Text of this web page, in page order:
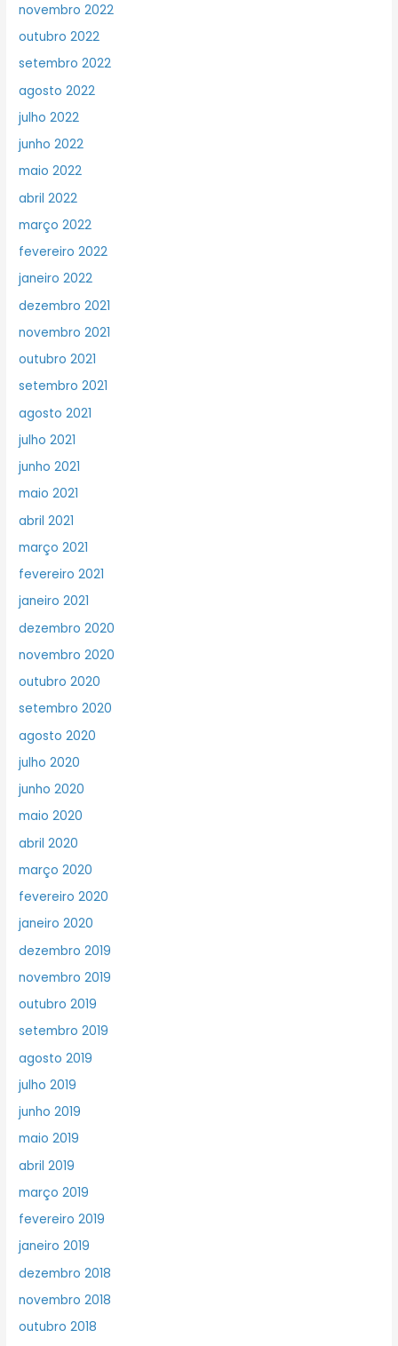
novembro 2022
outubro 2022
setembro 2022
agosto 2022
julho 2022
junho 2022
maio 2022
abril 2022
março 2022
fevereiro 2022
janeiro 2022
dezembro 2021
novembro 2021
outubro 2021
setembro 2021
agosto 2021
julho 2021
junho 2021
maio 2021
abril 2021
março 2021
fevereiro 2021
janeiro 2021
dezembro 2020
novembro 2020
outubro 2020
setembro 2020
agosto 2020
julho 2020
junho 2020
maio 2020
abril 2020
março 2020
fevereiro 2020
janeiro 2020
dezembro 2019
novembro 2019
outubro 2019
setembro 2019
agosto 2019
julho 2019
junho 2019
maio 2019
abril 2019
março 2019
fevereiro 2019
janeiro 2019
dezembro 2018
novembro 2018
outubro 2018